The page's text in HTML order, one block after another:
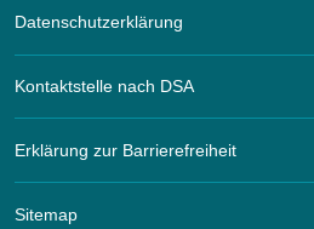
Datenschutzerklärung
Kontaktstelle nach DSA
Erklärung zur Barrierefreiheit
Sitemap